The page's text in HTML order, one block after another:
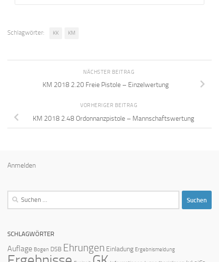
Schlagwörter: KK KM
NÄCHSTER BEITRAG
KM 2018 2.20 Freie Pistole – Einzelwertung
VORHERIGER BEITRAG
KM 2018 2.48 Ordonnanzpistole – Mannschaftswertung
Anmelden
Suchen
nach:
SCHLAGWÖRTER
Auflage Bogen DSB Ehrungen Einladung Ergebnismeldung